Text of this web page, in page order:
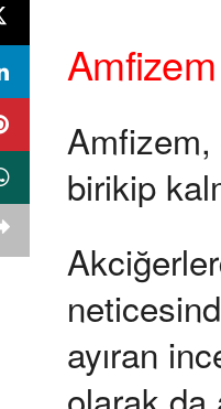
Amfizem,
birikip
ayıran